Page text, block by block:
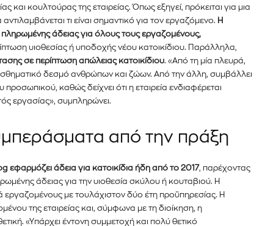
και κουλτούρας της εταιρείας. Όπως εξηγεί, πρόκειται για μια
αντιλαμβάνεται τι είναι σημαντικό για τον εργαζόμενο. Η
πληρωμένης άδειας για όλους τους εργαζομένους,
υιοθεσίας ή υποδοχής νέου κατοικίδιου. Παράλληλα,
σε περίπτωση απώλειας κατοικίδιου. «Από τη μία πλευρά,
δεσμό ανθρώπων και ζώων. Από την άλλη, συμβάλλει
καθώς δείχνει ότι η εταιρεία ενδιαφέρεται
εργασίας», συμπληρώνει.
από την πράξη
εφαρμόζει άδεια για κατοικίδια ήδη από το 2017, παρέχοντας
άδειας για την υιοθεσία σκύλου ή κουταβιού. Η
εργαζομένους με τουλάχιστον δύο έτη προϋπηρεσίας. Η
της εταιρείας και, σύμφωνα με τη διοίκηση, η
«Υπάρχει έντονη συμμετοχή και πολύ θετικό